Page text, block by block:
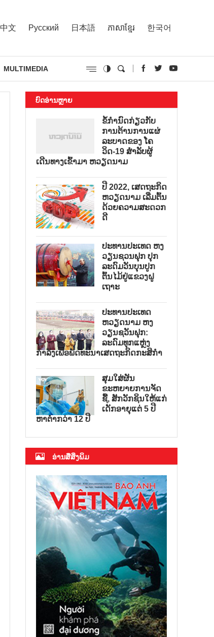
中文 Русский 日本語 ភាសាខ្មែរ 한국어
MULTIMEDIA
ບົດອ່ານຫຼາຍ
ຂໍ້ກຳນົດກ່ຽວກັບ
ການຕ້ານການແຜ່
ລະບາດຂອງ ໂຄ
ວິດ-19 ສຳລັບຜູ້
ເດີນທາງເຂົ້າມາ ຫວຽດນາມ
ປີ 2022, ເສດຖະກິດ
ຫວຽດນາມ ເລີ່ມຕົ້ນ
ດ້ວຍຄວາມສະດວກ
ດີ
ປະທານປະເທດ ຫງ
ວຽນຊວນຟຸກ ປຸກ
ລະດົມວັນບຸນປູກ
ຕົ້ນໄມ້ຢູ່ແຂວງຝູ
ເຖາະ
ປະທານປະເທດ
ຫວຽດນາມ ຫງ
ວຽນຊວັນຟຸກ:
ລະດົມທຸກແຫຼ່ງ
ກຳລັງເພື່ອພັດທະນາເສດຖະກິດກະສິກຳ
ສຸມໃສ່ຜັນ
ຂະຫຍາຍການຈັດ
ຊື້, ສັກວັກຊິນໃຫ້ແກ່
ເດັກອາຍຸແຕ່ 5 ປີ
ຫາຕ່ຳກວ່າ 12 ປີ
ອ່ານສື່ສິ່ງພິມ